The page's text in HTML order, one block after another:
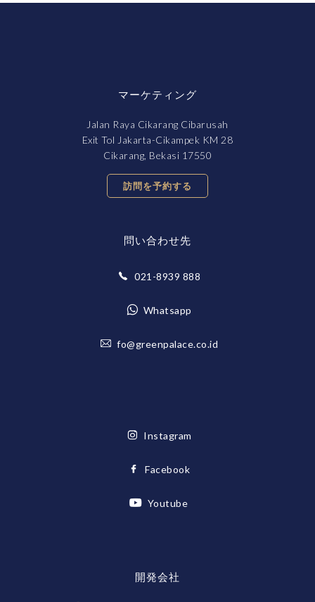
マーケティング
Jalan Raya Cikarang Cibarusah
Exit Tol Jakarta-Cikampek KM 28
Cikarang, Bekasi 17550
訪問を予約する
問い合わせ先
021-8939 888
Whatsapp
fo@greenpalace.co.id
Instagram
Facebook
Youtube
開発会社